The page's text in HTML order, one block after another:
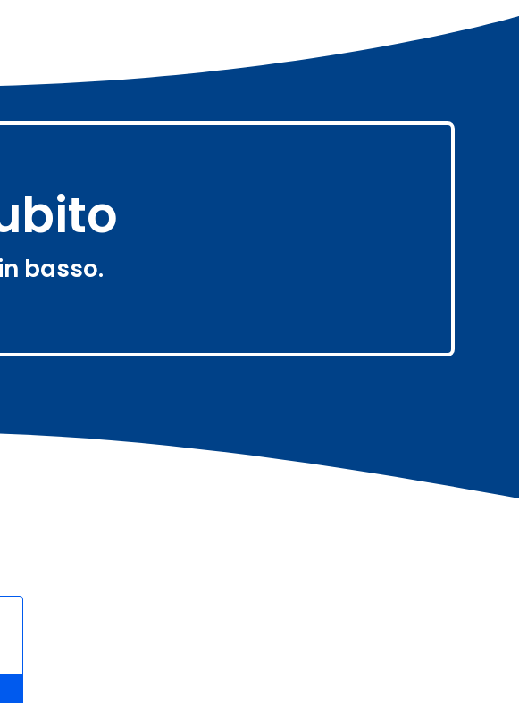
basso.